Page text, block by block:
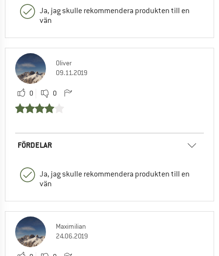
Ja, jag skulle rekommendera produkten till en
vän
Oliver
09.11.2019
0 0
FÖRDELAR
Ja, jag skulle rekommendera produkten till en
vän
Maximilian
24.06.2019